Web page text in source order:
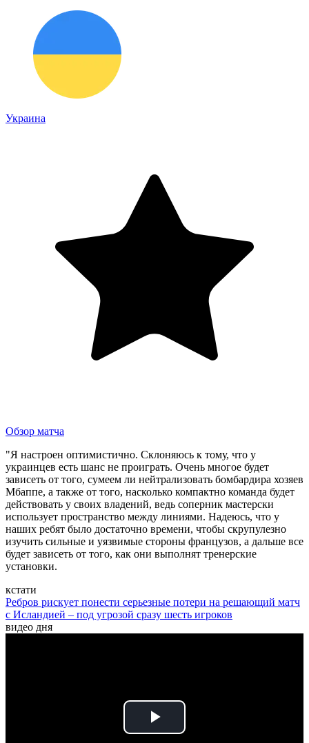
Украина
Обзор матча
"Я настроен оптимистично. Склоняюсь к тому, что у
украинцев есть шанс не проиграть. Очень многое будет
зависеть от того, сумеем ли нейтрализовать бомбардира хозяев
Мбаппе, а также от того, насколько компактно команда будет
действовать у своих владений, ведь соперник мастерски
использует пространство между линиями. Надеюсь, что у
наших ребят было достаточно времени, чтобы скрупулезно
изучить сильные и уязвимые стороны французов, а дальше все
будет зависеть от того, как они выполнят тренерские
установки.
кстати
Ребров рискует понести серьезные потери на решающий матч
с Исландией – под угрозой сразу шесть игроков
видео дня
Play